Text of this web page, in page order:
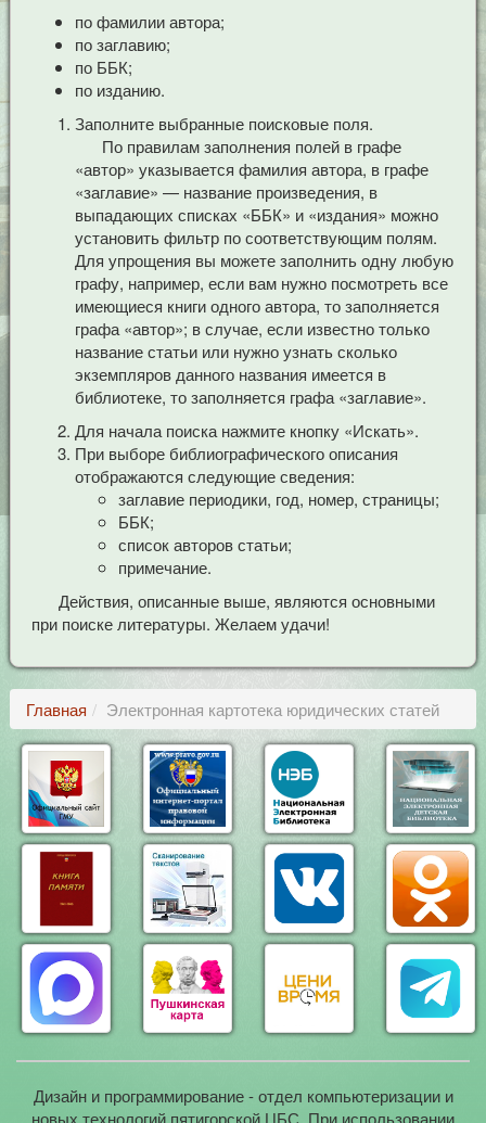
по фамилии автора;
по заглавию;
по ББК;
по изданию.
Заполните выбранные поисковые поля.
По правилам заполнения полей в графе
«автор» указывается фамилия автора, в графе
«заглавие» — название произведения, в
выпадающих списках «ББК» и «издания» можно
установить фильтр по соответствующим полям.
Для упрощения вы можете заполнить одну любую
графу, например, если вам нужно посмотреть все
имеющиеся книги одного автора, то заполняется
графа «автор»; в случае, если известно только
название статьи или нужно узнать сколько
экземпляров данного названия имеется в
библиотеке, то заполняется графа «заглавие».
Для начала поиска нажмите кнопку «Искать».
При выборе библиографического описания
отображаются следующие сведения:
заглавие периодики, год, номер, страницы;
ББК;
список авторов статьи;
примечание.
Действия, описанные выше, являются основными
при поиске литературы. Желаем удачи!
Главная Электронная картотека юридических статей
Дизайн и программирование - отдел компьютеризации и